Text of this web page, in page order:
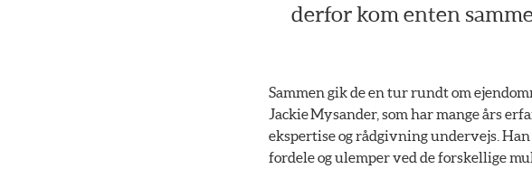
derfor kom enten
Sammen gik de en tur rundt om
Jackie Mysander, som har mange års
ekspertise og rådgivning undervejs.
fordele og ulemper ved de forskellige